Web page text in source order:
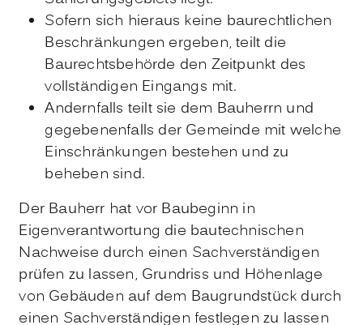
Sofern sich hieraus keine baurechtlichen
Beschränkungen ergeben, teilt die
Baurechtsbehörde den Zeitpunkt des
vollständigen Eingangs mit.
Andernfalls teilt sie dem Bauherrn und
gegebenenfalls der Gemeinde mit welche
Einschränkungen bestehen und zu
beheben sind.
Der Bauherr hat vor Baubeginn in
Eigenverantwortung die bautechnischen
Nachweise durch einen Sachverständigen
prüfen zu lassen, Grundriss und Höhenlage
von Gebäuden auf dem Baugrundstück durch
einen Sachverständigen festlegen zu lassen